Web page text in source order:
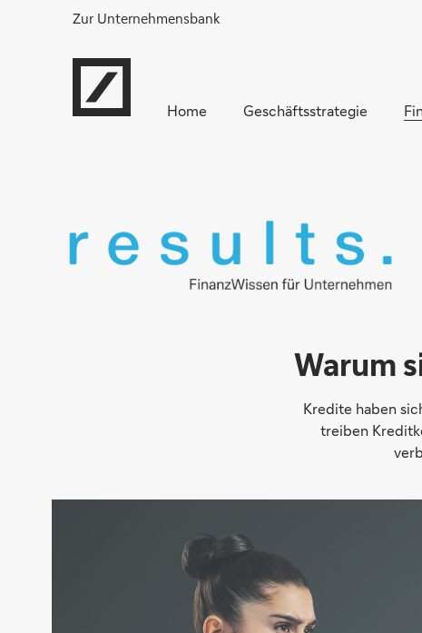
Zur Unternehmensbank
Home Geschäftsstrategie
Warum
Kredite haben
treiben